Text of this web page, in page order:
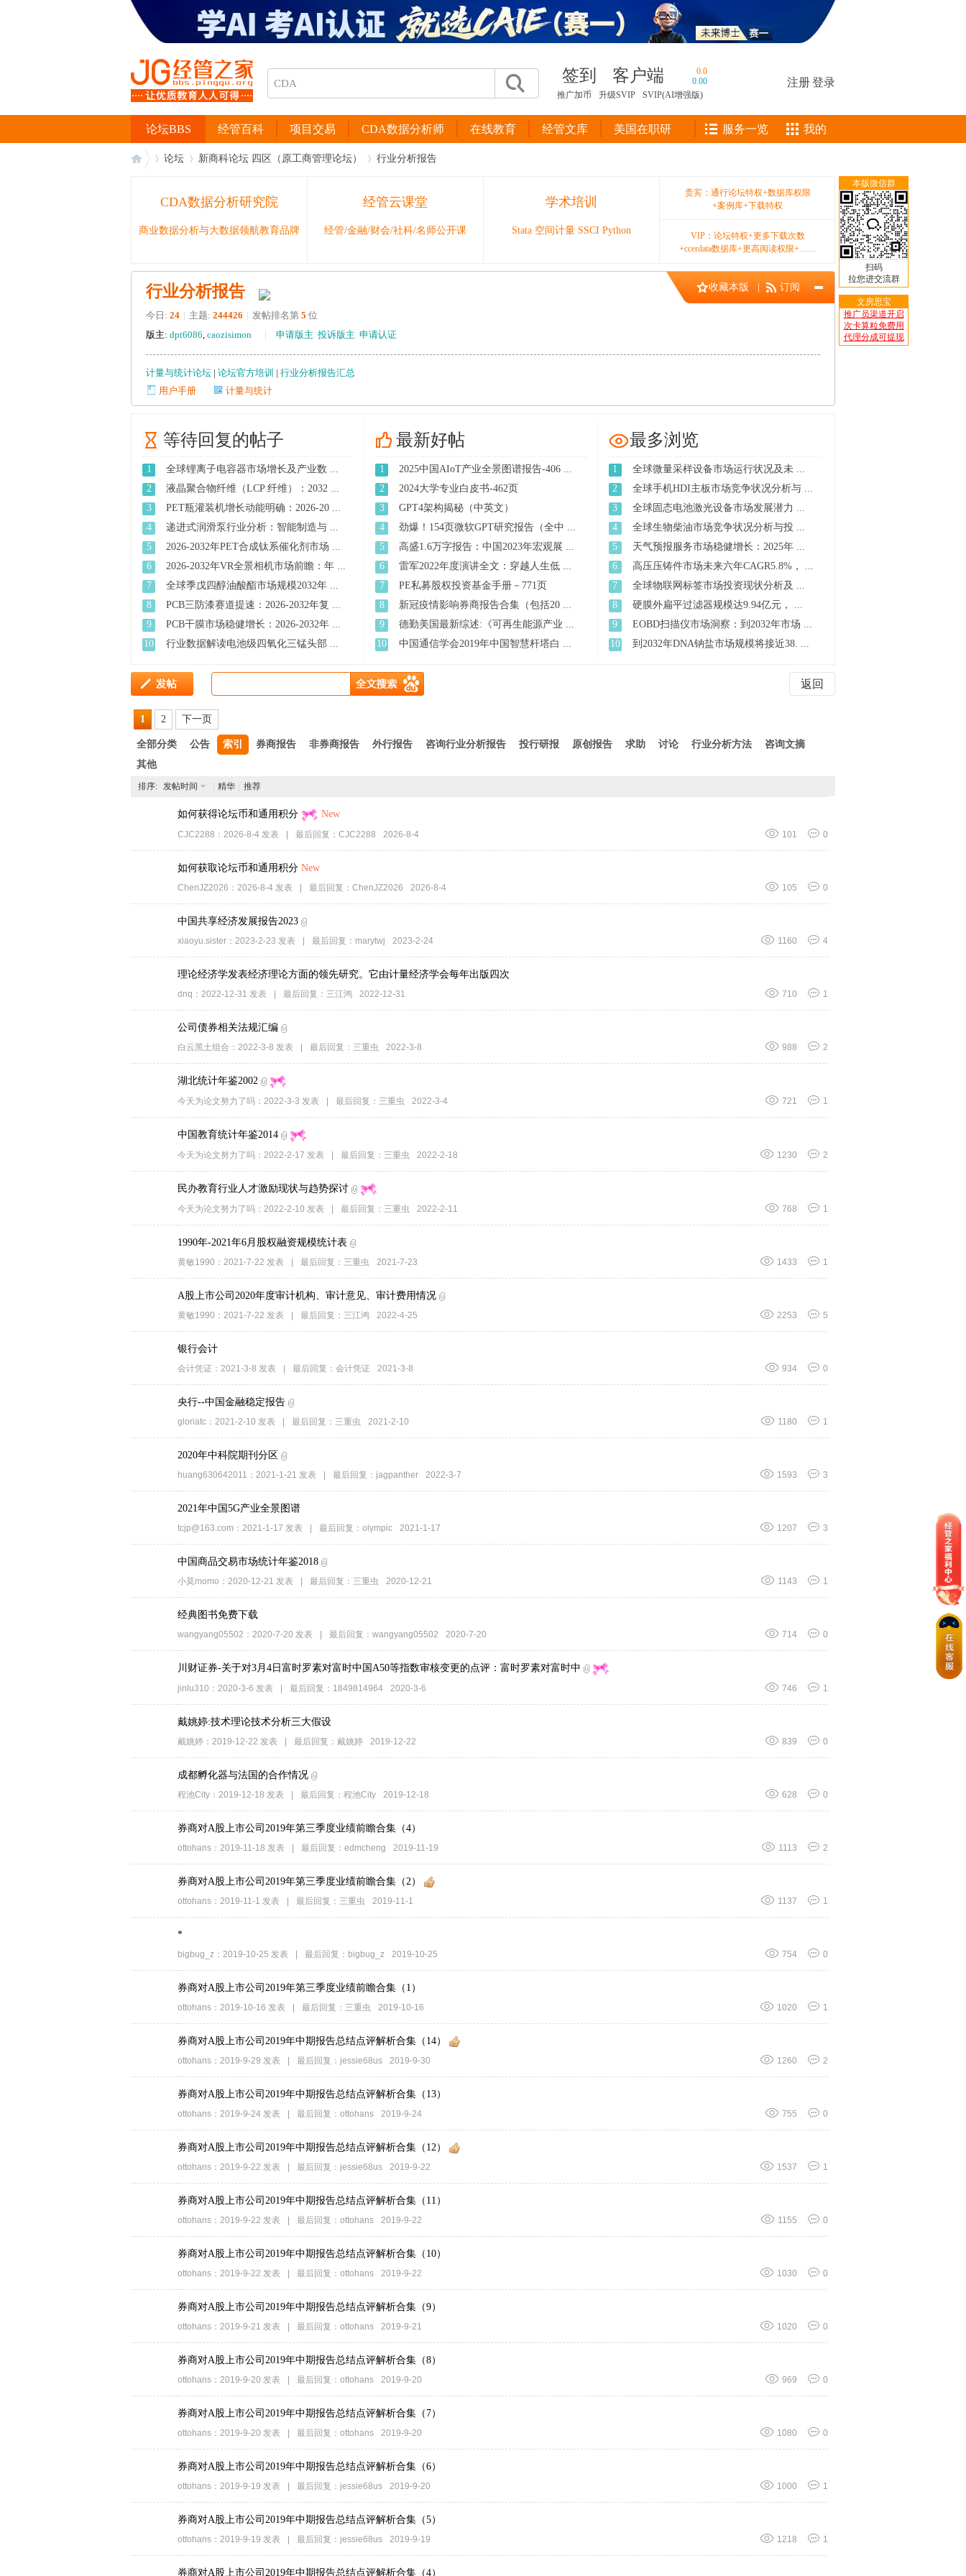
签到 客户端
0.0
0.00
推广加币
升级SVIP SVIP(AI增强版)
注册登录
经管百科 项目交易 CDA数据分析师 在线教育 经管文库 美国在职研
论坛BBS 服务一览 我的
论坛 新商科论坛 四区（原工商管理论坛） 行业分析报告
CDA数据分析研究院
商业数据分析与大数据领航教育品牌
经管云课堂
经管/金融/财会/社科/名师公开课
学术培训
Stata 空间计量 SSCI Python
贵宾：通行论坛特权+数据库权限
+案例库+下载特权
VIP：论坛特权+更多下载次数
+ccerdata数据库+更高阅读权限+……
收藏本版 订阅
行业分析报告
今日: 24 | 主题: 244426 | 发帖排名第 5 位
版主: dpt6086, caozisimon | 申请版主 投诉版主 申请认证
计量与统计论坛 | 论坛官方培训 | 行业分析报告汇总
用户手册
计量与统计
等待回复的帖子
1
全球锂离子电容器市场增长及产业数 ...
2
液晶聚合物纤维（LCP 纤维）：2032 ...
3
PET瓶灌装机增长动能明确：2026-20 ...
4
递进式润滑泵行业分析：智能制造与 ...
5
2026-2032年PET合成钛系催化剂市场 ...
6
2026-2032年VR全景相机市场前瞻：年 ...
7
全球季戊四醇油酸酯市场规模2032年 ...
8
PCB三防漆赛道提速：2026-2032年复 ...
9
PCB干膜市场稳健增长：2026-2032年 ...
10
行业数据解读电池级四氧化三锰头部 ...
最新好帖
1
2025中国AIoT产业全景图谱报告-406 ...
2
2024大学专业白皮书-462页
3
GPT4架构揭秘（中英文）
4
劲爆！154页微软GPT研究报告（全中 ...
5
高盛1.6万字报告：中国2023年宏观展 ...
6
雷军2022年度演讲全文：穿越人生低 ...
7
PE私募股权投资基金手册－771页
8
新冠疫情影响券商报告合集（包括20 ...
9
德勤美国最新综述:《可再生能源产业 ...
10
中国通信学会2019年中国智慧杆塔白 ...
最多浏览
1
全球微量采样设备市场运行状况及未 ...
2
全球手机HDI主板市场竞争状况分析与 ...
3
全球固态电池激光设备市场发展潜力 ...
4
全球生物柴油市场竞争状况分析与投 ...
5
天气预报服务市场稳健增长：2025年 ...
6
高压压铸件市场未来六年CAGR5.8%， ...
7
全球物联网标签市场投资现状分析及 ...
8
硬膜外扁平过滤器规模达9.94亿元， ...
9
EOBD扫描仪市场洞察：到2032年市场 ...
10
到2032年DNA钠盐市场规模将接近38. ...
返回
1 2 下一页
全部分类 公告 索引 券商报告 非券商报告 外行报告 咨询行业分析报告 投行研报 原创报告 求助 讨论 行业分析方法
咨询文摘
其他
排序: 发帖时间 精华 推荐
如何获得论坛币和通用积分 New
0
101
CJC2288 ： 2026-8-4 发表 | 最后回复： CJC2288 2026-8-4
如何获取论坛币和通用积分 New
0
105
ChenJZ2026 ： 2026-8-4 发表 最后回复： ChenJZ2026 2026-8-4
中国共享经济发展报告2023
4
1160
xiaoyu.sister ： 2023-2-23 发表 最后回复： marytwj 2023-2-24
理论经济学发表经济理论方面的领先研究。它由计量经济学会每年出版四次
1
710
dnq ： 2022-12-31 发表 最后回复： 三江鸿 2022-12-31
公司债券相关法规汇编
2
988
白云黑土组合 ： 2022-3-8 发表 最后回复： 三重虫 2022-3-8
湖北统计年鉴2002
1
721
今天为论文努力了吗 ： 2022-3-3 发表 | 最后回复： 三重虫 2022-3-4
中国教育统计年鉴2014
2
1230
今天为论文努力了吗 ： 2022-2-17 发表 | 最后回复： 三重虫 2022-2-18
民办教育行业人才激励现状与趋势探讨
1
768
今天为论文努力了吗 ： 2022-2-10 发表 | 最后回复： 三重虫 2022-2-11
1990年-2021年6月股权融资规模统计表
1
1433
黄敏1990 ： 2021-7-22 发表 最后回复： 三重虫 2021-7-23
A股上市公司2020年度审计机构、审计意见、审计费用情况
5
2253
黄敏1990 ： 2021-7-22 发表 最后回复： 三江鸿 2022-4-25
银行会计
0
934
会计凭证 ： 2021-3-8 发表 最后回复： 会计凭证 2021-3-8
央行--中国金融稳定报告
1
1180
gloriatc ： 2021-2-10 发表 最后回复： 三重虫 2021-2-10
2020年中科院期刊分区
3
1593
huang630642011 ： 2021-1-21 发表 最后回复： jagpanther 2022-3-7
2021年中国5G产业全景图谱
3
1207
tcjp@163.com ： 2021-1-17 发表 最后回复： olympic 2021-1-17
中国商品交易市场统计年鉴2018
1
1143
小莫momo ： 2020-12-21 发表 最后回复： 三重虫 2020-12-21
经典图书免费下载
0
714
wangyang05502 ： 2020-7-20 发表 最后回复： wangyang05502 2020-7-20
川财证券-关于对3月4日富时罗素对富时中国A50等指数审核变更的点评：富时罗素对富时中
1
746
jinlu310 ： 2020-3-6 发表 | 最后回复： 1849814964 2020-3-6
戴姚婷:技术理论技术分析三大假设
0
839
戴姚婷 ： 2019-12-22 发表 最后回复： 戴姚婷 2019-12-22
成都孵化器与法国的合作情况
0
628
程池City ： 2019-12-18 发表 最后回复： 程池City 2019-12-18
券商对A股上市公司2019年第三季度业绩前瞻合集（4）
2
1113
ottohans ： 2019-11-18 发表 最后回复： edmcheng 2019-11-19
券商对A股上市公司2019年第三季度业绩前瞻合集（2）
1
1137
ottohans ： 2019-11-1 发表 最后回复： 三重虫 2019-11-1
*
0
754
bigbug_z ： 2019-10-25 发表 最后回复： bigbug_z 2019-10-25
券商对A股上市公司2019年第三季度业绩前瞻合集（1）
1
1020
ottohans ： 2019-10-16 发表 最后回复： 三重虫 2019-10-16
券商对A股上市公司2019年中期报告总结点评解析合集（14）
2
1260
ottohans ： 2019-9-29 发表 最后回复： jessie68us 2019-9-30
券商对A股上市公司2019年中期报告总结点评解析合集（13）
0
755
ottohans ： 2019-9-24 发表 最后回复： ottohans 2019-9-24
券商对A股上市公司2019年中期报告总结点评解析合集（12）
1
1537
ottohans ： 2019-9-22 发表 最后回复： jessie68us 2019-9-22
券商对A股上市公司2019年中期报告总结点评解析合集（11）
0
1155
ottohans ： 2019-9-22 发表 最后回复： ottohans 2019-9-22
券商对A股上市公司2019年中期报告总结点评解析合集（10）
0
1030
ottohans ： 2019-9-22 发表 最后回复： ottohans 2019-9-22
券商对A股上市公司2019年中期报告总结点评解析合集（9）
0
1020
ottohans ： 2019-9-21 发表 最后回复： ottohans 2019-9-21
券商对A股上市公司2019年中期报告总结点评解析合集（8）
0
969
ottohans ： 2019-9-20 发表 最后回复： ottohans 2019-9-20
券商对A股上市公司2019年中期报告总结点评解析合集（7）
0
1080
ottohans ： 2019-9-20 发表 最后回复： ottohans 2019-9-20
券商对A股上市公司2019年中期报告总结点评解析合集（6）
1
1000
ottohans ： 2019-9-19 发表 最后回复： jessie68us 2019-9-20
券商对A股上市公司2019年中期报告总结点评解析合集（5）
1
1218
ottohans ： 2019-9-19 发表 最后回复： jessie68us 2019-9-19
券商对A股上市公司2019年中期报告总结点评解析合集（4）
本版微信群
扫码
拉您进交流群
文房思宝
推广员渠道开启
次卡算粒免费用
代理分成可提现